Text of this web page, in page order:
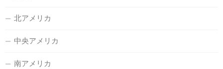
北アメリカ
中央アメリカ
南アメリカ